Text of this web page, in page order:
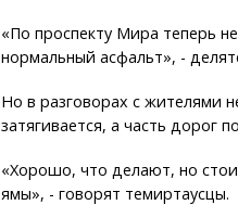
«По проспекту Мира теперь
нормальный асфальт», -
Но в разговорах с жителями
затягивается, а часть дорог
«Хорошо, что делают, но
ямы», - говорят темиртаусцы.